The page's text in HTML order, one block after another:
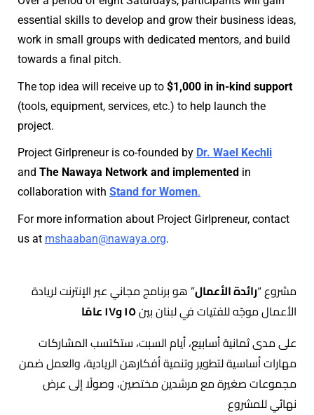
essential skills to develop and grow their business ideas,
work in small groups with dedicated mentors, and build
towards a final pitch.
The top idea will receive up to $1,000 in in-kind support
(tools, equipment, services, etc.) to help launch the
project.
Project Girlpreneur is co-founded by Dr. Wael Kechli
and The Nawaya Network and implemented in
collaboration with Stand for Women.
For more information about Project Girlpreneur, contact
us at mshaaban@nawaya.org.
مشروع “رائدة الأعمال” هو برنامج مجاني عبر الإنترنت لريادة
الأعمال موجّه للفتيات في لبنان بين١٥ و١٧ عامًا
على مدى ثمانية أسابيع، أيام السبت، ستكتسب المشاركات
مهارات أساسية لتطوير وتنمية أفكارهن الريادية، والعمل ضمن
مجموعات صغيرة مع مرشدين مختصين، وصولًا إلى عرض
نهائي للمشروع